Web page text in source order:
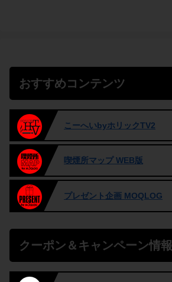
おすすめコンテンツ
こーへいbyホリックTV2
喫煙所マップ WEB版
プレゼント企画 MOQLOG
クーポン＆キャンペーン情報